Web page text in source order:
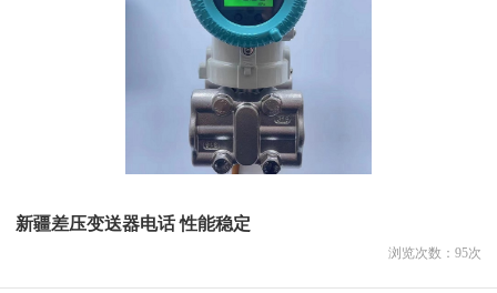
新疆差压变送器电话 性能稳定
浏览次数： 95次